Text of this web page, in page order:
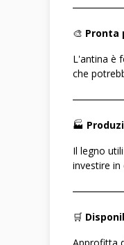
🎨 Pronta
L'antina è
che
🏭
Il legno
investire in
🛒